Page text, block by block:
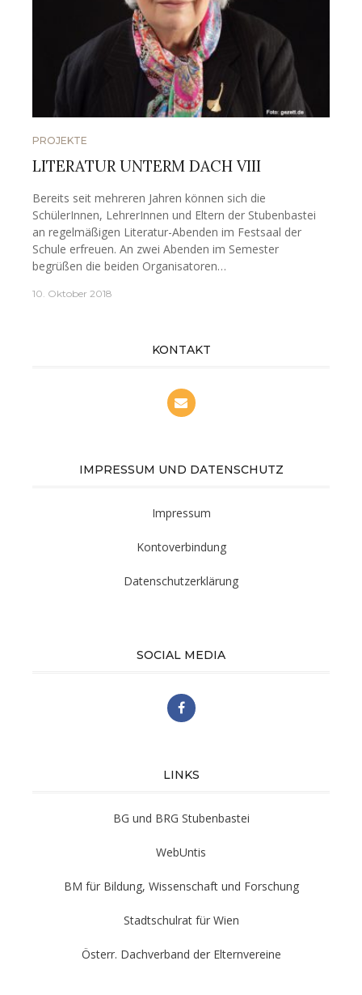
PROJEKTE
LITERATUR UNTERM DACH VIII
Bereits seit mehreren Jahren können sich die
SchülerInnen, LehrerInnen und Eltern der Stubenbastei
an regelmäßigen Literatur-Abenden im Festsaal der
Schule erfreuen. An zwei Abenden im Semester
begrüßen die beiden Organisatoren…
10. Oktober 2018
KONTAKT
IMPRESSUM UND DATENSCHUTZ
Impressum
Kontoverbindung
Datenschutzerklärung
SOCIAL MEDIA
LINKS
BG und BRG Stubenbastei
WebUntis
BM für Bildung, Wissenschaft und Forschung
Stadtschulrat für Wien
Österr. Dachverband der Elternvereine